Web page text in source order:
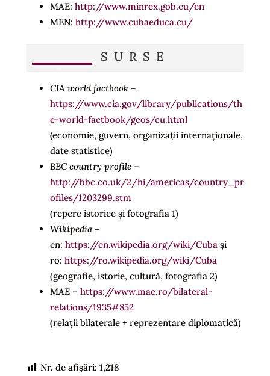
MAE: http://www.minrex.gob.cu/en
MEN: http://www.cubaeduca.cu/
SURSE
CIA world factbook–
https://www.cia.gov/library/publications/th
e-world-factbook/geos/cu.html
(economie, guvern, organizații internaționale,
date statistice)
BBC country profile–
http://bbc.co.uk/2/hi/americas/country_pr
ofiles/1203299.stm
(repere istorice și fotografia 1)
Wikipedia –
en: https://en.wikipedia.org/wiki/Cubași
ro: https://ro.wikipedia.org/wiki/Cuba
(geografie, istorie, cultură, fotografia 2)
MAE– https://www.mae.ro/bilateral-
relations/1935#852
(relații bilaterale + reprezentare diplomatică)
Nr. de afișări: 1,218